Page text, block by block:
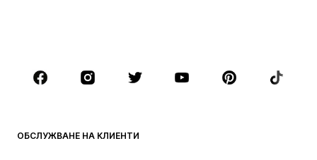
Аксесоари
Premium
НОВО
ОБСЛУЖВАНЕ НА КЛИЕНТИ